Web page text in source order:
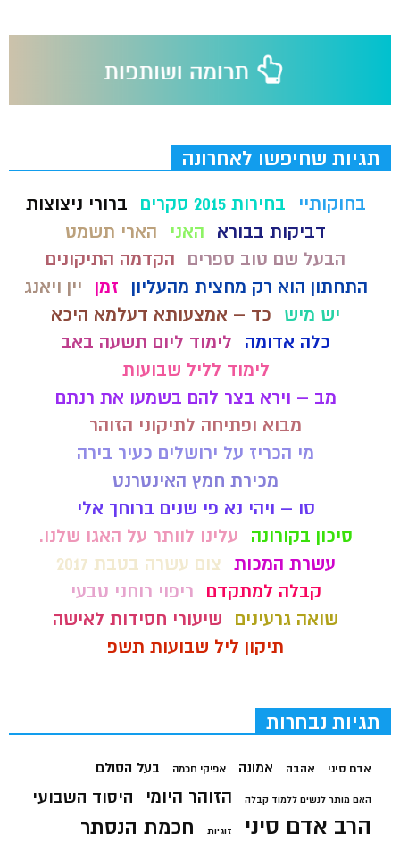
תגיות שחיפשו לאחרונה
בחוקותיי בחירות 2015 סקרים
ברורי ניצוצות
דביקות בבורא
האני
הארי תשמט
הבעל שם טוב ספרים
הקדמה התיקונים
התחתון הוא רק מחצית מהעליון
זמן
יין ויאנג
יש מיש
כד – אמצעותא דעלמא היכא
כלה אדומה
לימוד ליום תשעה באב
לימוד לליל שבועות
מב – וירא בצר להם בשמעו את רנתם
מבוא ופתיחה לתיקוני הזוהר
מי הכריז על ירושלים כעיר בירה
מכירת חמץ האינטרנט
סו – ויהי נא פי שנים ברוחך אלי
סיכון בקורונה
עלינו לוותר על האגו שלנו.
עשרת המכות צום עשרה בטבת 2017
קבלה למתקדם
ריפוי רוחני טבעי
שואה גרעינים
שיעורי חסידות לאישה
תיקון ליל שבועות תשפ
תגיות נבחרות
אדם סיני אהבה אמונה אפיקי חכמה בעל הסולם
האם מותר לנשים ללמוד קבלה הזוהר היומי היסוד השבועי
הרב אדם סיני זוגיות חכמת הנסתר